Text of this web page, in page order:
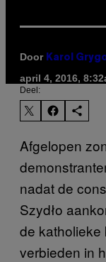
Door Karol
april 4, 2016,
Deel:
Afgelopen
nadat de
Szydło
de katholieke
verbieden in